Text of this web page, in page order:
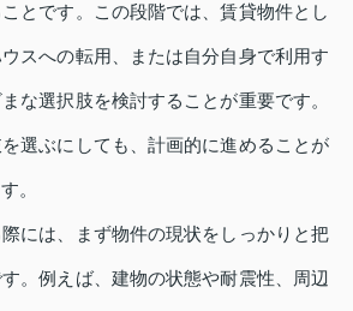
とです。この段階では、賃貸物件とし
スへの転用、または自分自身で利用す
な選択肢を検討することが重要です。
選ぶにしても、計画的に進めることが
。
には、まず物件の現状をしっかりと把
。例えば、建物の状態や耐震性、周辺